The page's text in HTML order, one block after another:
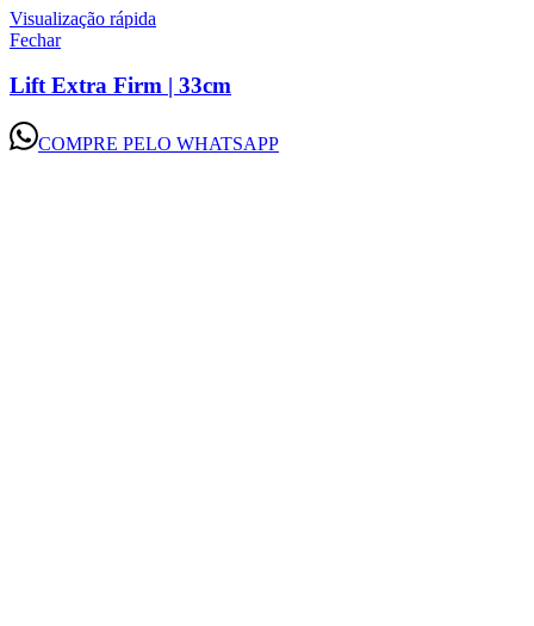
Visualização rápida
Fechar
Lift Extra Firm | 33cm
COMPRE PELO WHATSAPP